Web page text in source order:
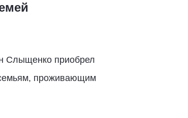
Слыщенко приобрел
проживающим